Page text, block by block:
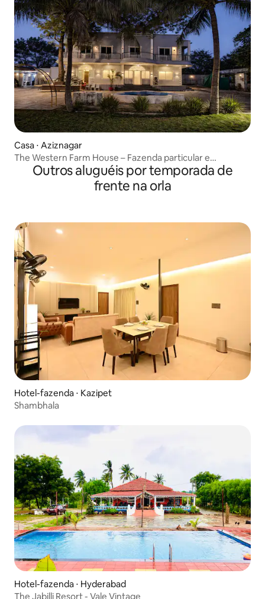
Casa ⋅ Aziznagar
The Western Farm House – Fazenda particular e
aconchegante com 6 quartos
Outros aluguéis por temporada de
frente na orla
Hotel-fazenda ⋅ Kazipet
Shambhala
Hotel-fazenda ⋅ Hyderabad
The Jabilli Resort - Vale Vintage